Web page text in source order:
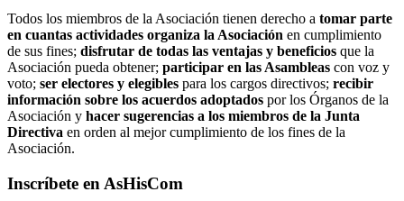
Todos los miembros de la Asociación tienen derecho a tomar parte
en cuantas actividades organiza la Asociación en cumplimiento
de sus fines; disfrutar de todas las ventajas y beneficios que la
Asociación pueda obtener; participar en las Asambleas con voz y
voto; ser electores y elegibles para los cargos directivos; recibir
información sobre los acuerdos adoptados por los Órganos de la
Asociación y hacer sugerencias a los miembros de la Junta
Directiva en orden al mejor cumplimiento de los fines de la
Asociación.
Inscríbete en AsHisCom